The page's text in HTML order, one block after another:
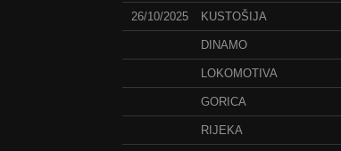
26/10/2025 KUSTOŠIJA
DINAMO
LOKOMOTIVA
GORICA
RIJEKA